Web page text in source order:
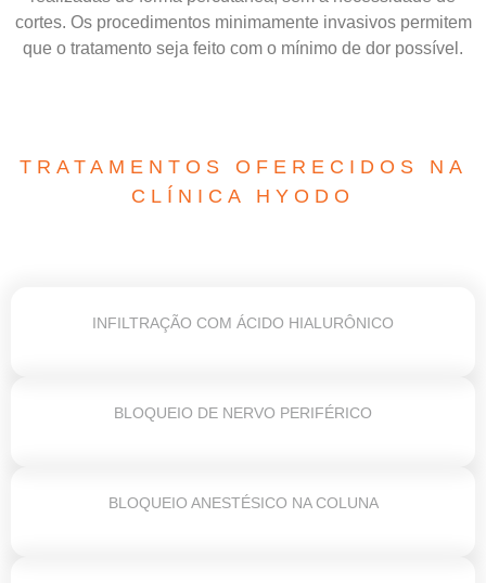
cortes. Os procedimentos minimamente invasivos permitem
que o tratamento seja feito com o mínimo de dor possível.
TRATAMENTOS OFERECIDOS NA
CLÍNICA HYODO
INFILTRAÇÃO COM ÁCIDO HIALURÔNICO
BLOQUEIO DE NERVO PERIFÉRICO
BLOQUEIO ANESTÉSICO NA COLUNA